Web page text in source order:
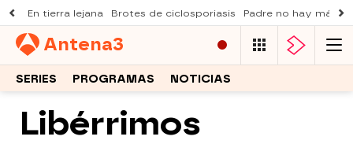
En tierra lejana Brotes de ciclosporiasis Padre no hay más
Antena3
SERIES PROGRAMAS NOTICIAS
Libérrimos